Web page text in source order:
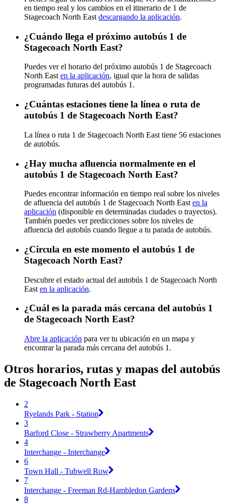
en tiempo real y los cambios en el itinerario de 1 de
Stagecoach North East descargando la aplicación.
¿Cuándo llega el próximo autobús 1 de
Stagecoach North East?
Puedes ver el horario del próximo autobús 1 de Stagecoach
North East en la aplicación, igual que la hora de salidas
programadas futuras del autobús 1.
¿Cuántas estaciones tiene la línea o ruta de
autobús 1 de Stagecoach North East?
La línea o ruta 1 de Stagecoach North East tiene 56 estaciones
de autobús.
¿Hay mucha afluencia normalmente en el
autobús 1 de Stagecoach North East?
Puedes encontrar información en tiempo real sobre los niveles
de afluencia del autobús 1 de Stagecoach North East en la
aplicación (disponible en determinadas ciudades o trayectos).
También puedes ver predicciones sobre los niveles de
afluencia del autobús cuando llegue a tu parada de autobús.
¿Circula en este momento el autobús 1 de
Stagecoach North East?
Descubre el estado actual del autobús 1 de Stagecoach North
East en la aplicación.
¿Cuál es la parada más cercana del autobús 1
de Stagecoach North East?
Abre la aplicación para ver tu ubicación en un mapa y
encontrar la parada más cercana del autobús 1.
Otros horarios, rutas y mapas del autobús
de Stagecoach North East
2
Ryelands Park - Station
3
Barford Close - Strawberry Apartments
4
Interchange - Interchange
6
Town Hall - Tubwell Row
7
Interchange - Freeman Rd-Hambledon Gardens
8